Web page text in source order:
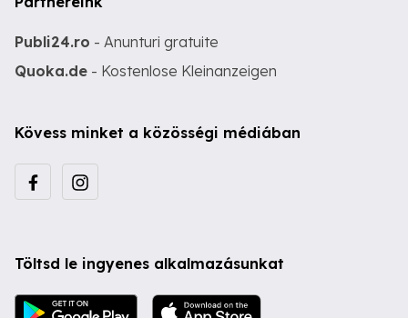
Publi24.ro - Anunturi gratuite
Quoka.de - Kostenlose Kleinanzeigen
Kövess minket a közösségi médiában
Töltsd le ingyenes alkalmazásunkat